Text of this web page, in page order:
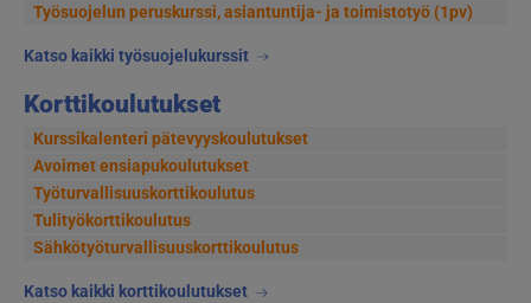
Työsuojelun peruskurssi, asiantuntija- ja toimistotyö (1pv)
Katso kaikki työsuojelukurssit
Korttikoulutukset
Kurssikalenteri pätevyyskoulutukset
Avoimet ensiapukoulutukset
Työturvallisuuskorttikoulutus
Tulityökorttikoulutus
Sähkötyöturvallisuuskorttikoulutus
Katso kaikki korttikoulutukset